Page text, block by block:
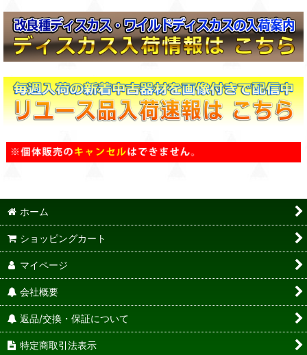
ホーム
ショッピングカート
マイページ
会社概要
返品/交換・保証について
特定商取引法表示